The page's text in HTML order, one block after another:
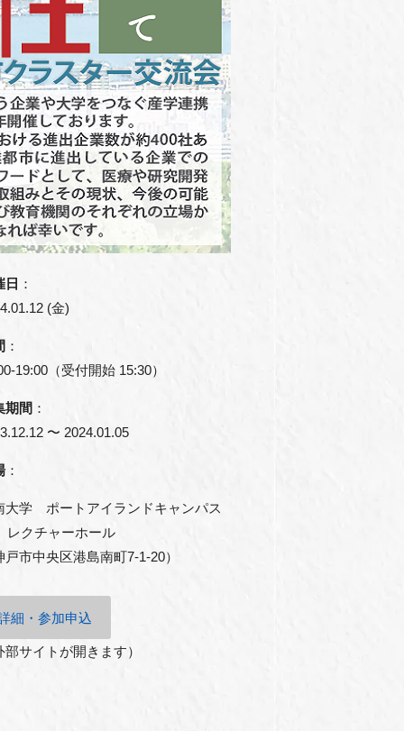
日 ：
(金)
：
19:00（受付開始 15:30）
期間 ：
〜 2024.01.05
：
大学 ポートアイランドキャンパス
クチャーホール
戸市中央区港島南町7-1-20）
細・参加申込
部サイトが開きます）